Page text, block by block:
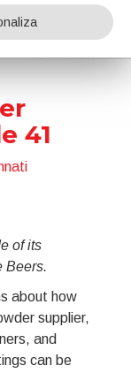
41
of its
Beers.
about how
supplier,
and
can be